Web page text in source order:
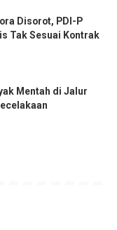
Disorot, PDI-P
Tak Sesuai Kontrak
Mentah di Jalur